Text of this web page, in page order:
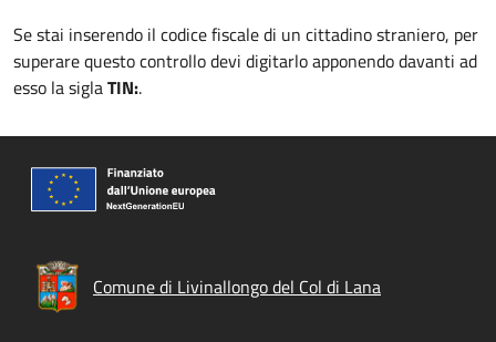
Se stai inserendo il codice fiscale di un cittadino straniero, per
superare questo controllo devi digitarlo apponendo davanti ad
esso la siglaTIN:.
Comune di Livinallongo del Col di Lana